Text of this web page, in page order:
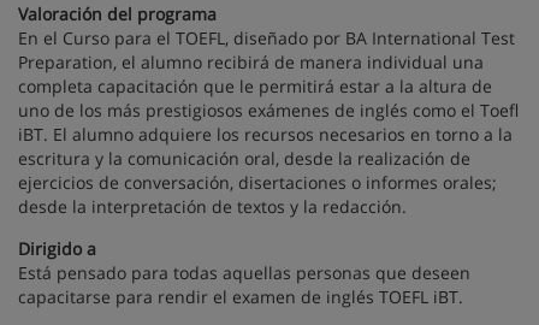
Valoración del programa
En el Curso para el TOEFL, diseñado por BA International Test
Preparation, el alumno recibirá de manera individual una
completa capacitación que le permitirá estar a la altura de
uno de los más prestigiosos exámenes de inglés como el Toefl
iBT. El alumno adquiere los recursos necesarios en torno a la
escritura y la comunicación oral, desde la realización de
ejercicios de conversación, disertaciones o informes orales;
desde la interpretación de textos y la redacción.
Dirigido a
Está pensado para todas aquellas personas que deseen
capacitarse para rendir el examen de inglés TOEFL iBT.